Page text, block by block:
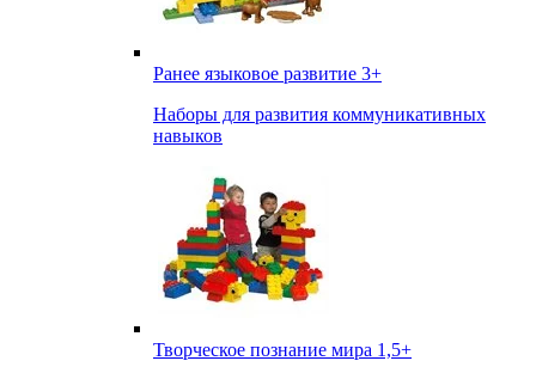
Ранее языковое развитие 3+
Наборы для развития коммуникативных
навыков
Творческое познание мира 1,5+